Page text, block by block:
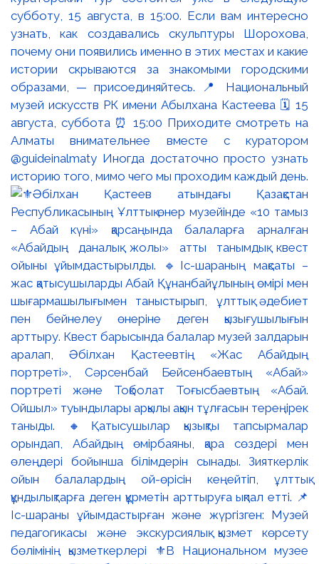
субботу, 15 августа, в 15:00. Если вам интересно
узнать, как создавались скульптуры Шорохова,
почему они появились именно в этих местах и какие
истории скрываются за знакомыми городскими
образами, — присоединяйтесь. 📍 Национальный
музей искусств РК имени Абылхана Кастеева 🗓 15
августа, суббота ⏰ 15:00 Приходите смотреть на
Алматы внимательнее вместе с куратором
@guideinalmaty Иногда достаточно просто узнать
историю того, мимо чего мы проходим каждый день.